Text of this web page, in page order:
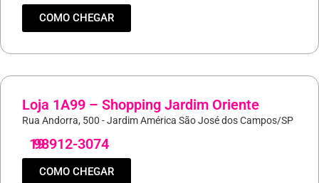
COMO CHEGAR
Loja 1A99 – Shopping Jardim Oriente
Rua Andorra, 500 - Jardim América São José dos Campos/SP
19
98912-3074
COMO CHEGAR